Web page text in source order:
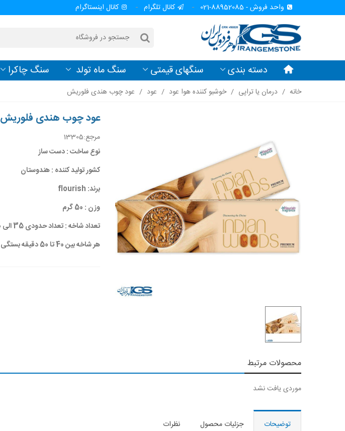
واحد فروش - 88952085-021 کانال تلگرام کانال اینستاگرام
دسته بندی سنگهای قیمتی سنگ ماه تولد سنگ چاکرا
خانه / درمان یا تراپی / خوشبو کننده هوا عود / عود / عود چوب هندی فلوریش
عود چوب هندی فلوریش
مرجع:13305
نوع ساخت : دست ساز
کشور تولید کننده : هندوستان
برند: flourish
وزن : 50 گرم
تعداد شاخه : تعداد حدودی 35 الی 40 شاخه
هر شاخه بین 40 تا 50 دقیقه بستگی به محیط
محصولات مرتبط
موردی یافت نشد
توضیحات جزئیات محصول نظرات